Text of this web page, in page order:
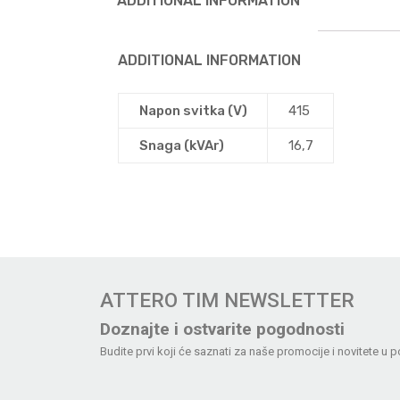
ADDITIONAL INFORMATION
Napon svitka (V) 415
Snaga (kVAr) 16,7
ATTERO TIM NEWSLETTER
Doznajte i ostvarite pogodnosti
Budite prvi koji će saznati za naše promocije i novitete u